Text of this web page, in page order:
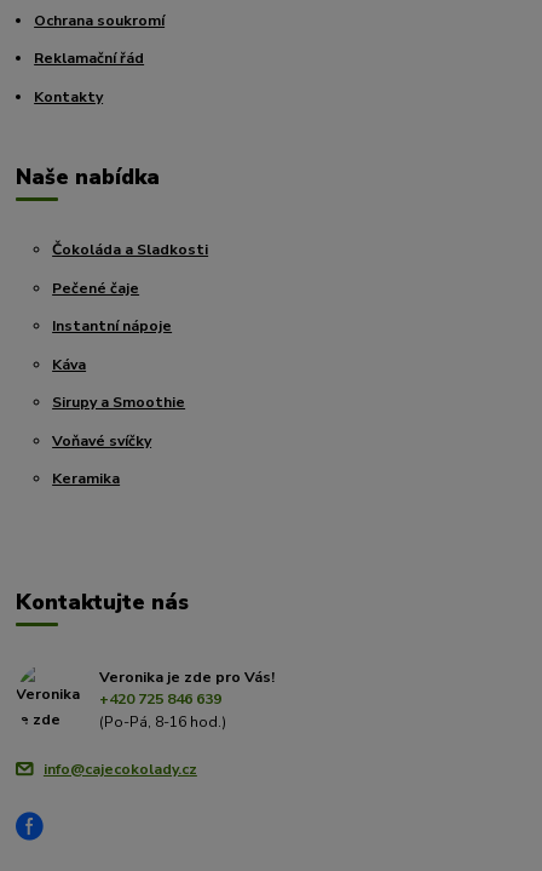
Ochrana soukromí
Reklamační řád
Kontakty
Naše nabídka
Čokoláda a Sladkosti
Pečené čaje
Instantní nápoje
Káva
Sirupy a Smoothie
Voňavé svíčky
Keramika
Kontaktujte nás
Veronika je zde pro Vás!
+420 725 846 639
(Po-Pá, 8-16 hod.)
info@cajecokolady.cz